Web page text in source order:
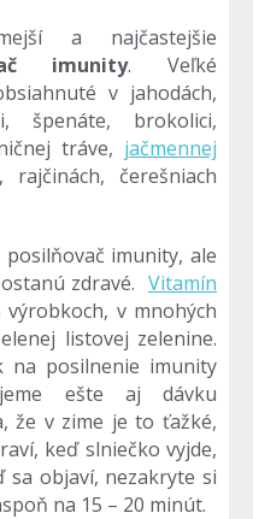
a najčastejšie
imunity. Veľké
v jahodách,
špenáte, brokolici,
tráve, jačmennej
čerešniach
imunity, ale
zdravé. Vitamín
v mnohých
listovej zelenine.
na posilnenie imunity
ešte aj dávku
že v zime je to ťažké,
keď slniečko vyjde,
sa objaví, nezakryte si
na 15 – 20 minút.